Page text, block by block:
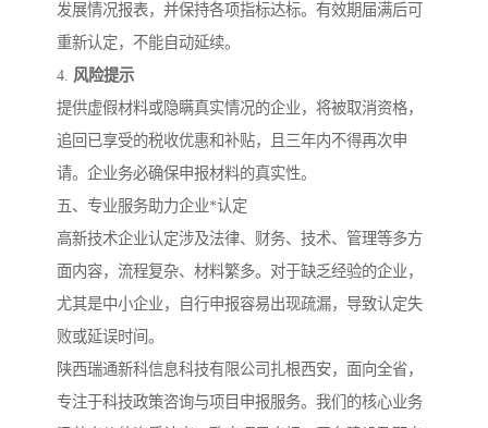
发展情况报表，并保持各项指标达标。有效期届满后可
重新认定，不能自动延续。
4. 风险提示
提供虚假材料或隐瞒真实情况的企业，将被取消资格，
追回已享受的税收优惠和补贴，且三年内不得再次申
请。企业务必确保申报材料的真实性。
五、专业服务助力企业*认定
高新技术企业认定涉及法律、财务、技术、管理等多方
面内容，流程复杂、材料繁多。对于缺乏经验的企业，
尤其是中小企业，自行申报容易出现疏漏，导致认定失
败或延误时间。
陕西瑞通新科信息科技有限公司扎根西安，面向全省，
专注于科技政策咨询与项目申报服务。我们的核心业务